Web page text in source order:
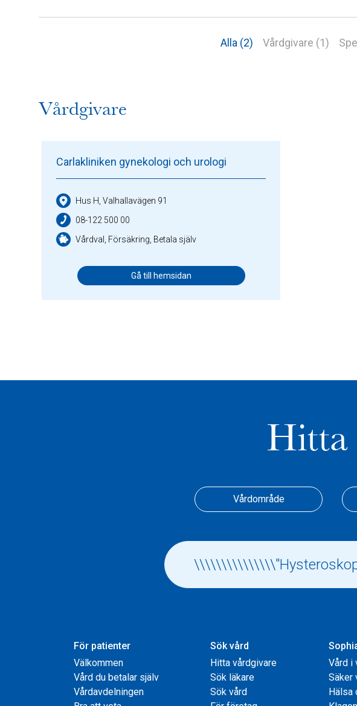
Alla (2) Vårdgivare (1)
Vårdgivare
Carlakliniken gynekologi och urologi
Hus H, Valhallavägen 91
08-122 500 00
Vårdval, Försäkring, Betala själv
Gå till hemsidan
Hitta
Vårdområde
För patienter
Välkommen
Vård du betalar själv
Vårdavdelningen
Sök vård
Hitta vårdgivare
Sök läkare
Sök vård
Vård i
Säker
Hälsa